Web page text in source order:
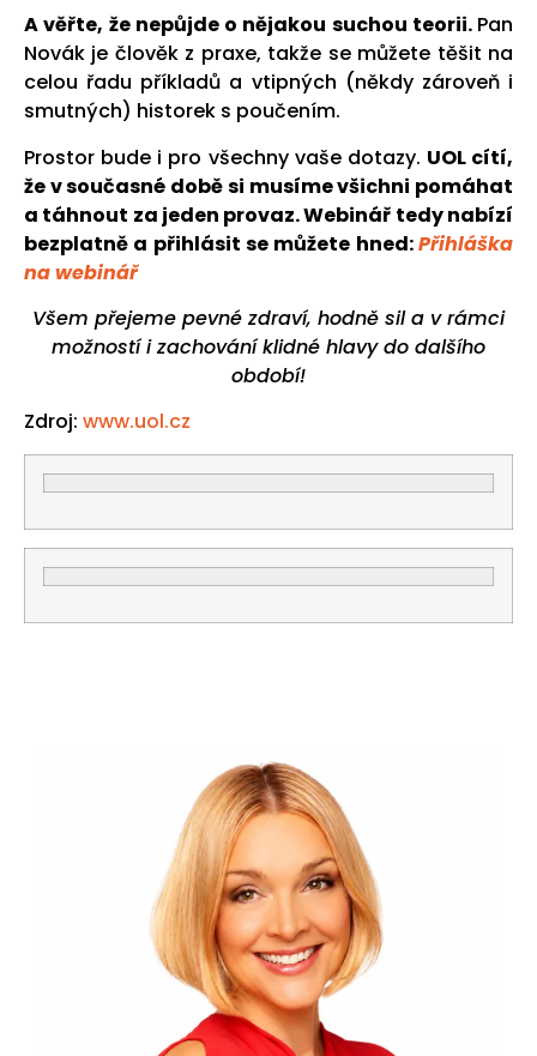
A věřte, že nepůjde o nějakou suchou teorii. Pan
Novák je člověk z praxe, takže se můžete těšit na
celou řadu příkladů a vtipných (někdy zároveň i
smutných) historek s poučením.
Prostor bude i pro všechny vaše dotazy. UOL cítí,
že v současné době si musíme všichni pomáhat
a táhnout za jeden provaz. Webinář tedy nabízí
bezplatně a přihlásit se můžete hned:Přihláška
na webinář
Všem přejeme pevné zdraví, hodně sil a v rámci
možností i zachování klidné hlavy do dalšího
období!
Zdroj: www.uol.cz